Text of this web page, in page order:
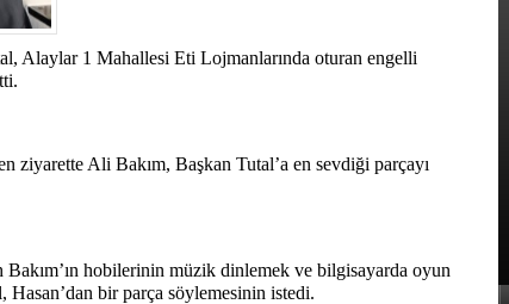
Bektaş’tan uyarı, üretimi ve ticareti canlandıracak adımlar
Alaylar 1 Mahallesi Eti Lojmanlarında oturan engelli
ziyarette Ali Bakım, Başkan Tutal’a en sevdiği parçayı
hobilerinin müzik dinlemek ve bilgisayarda oyun
bir parça söylemesinin istedi.